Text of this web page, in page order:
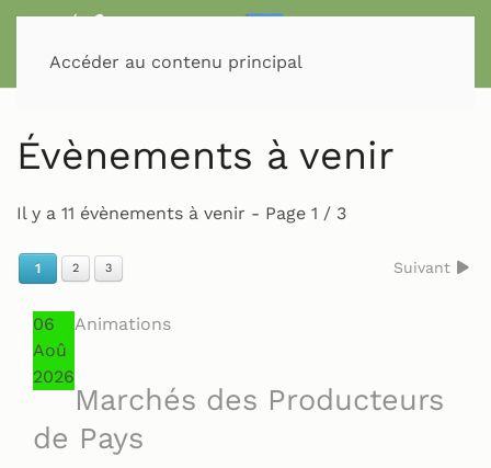
Accéder au contenu principal
Évènements à venir
Il y a 11 évènements à venir - Page 1 / 3
1 2 3 Suivant
06
Aoû
2026
Animations
Marchés des Producteurs
de Pays